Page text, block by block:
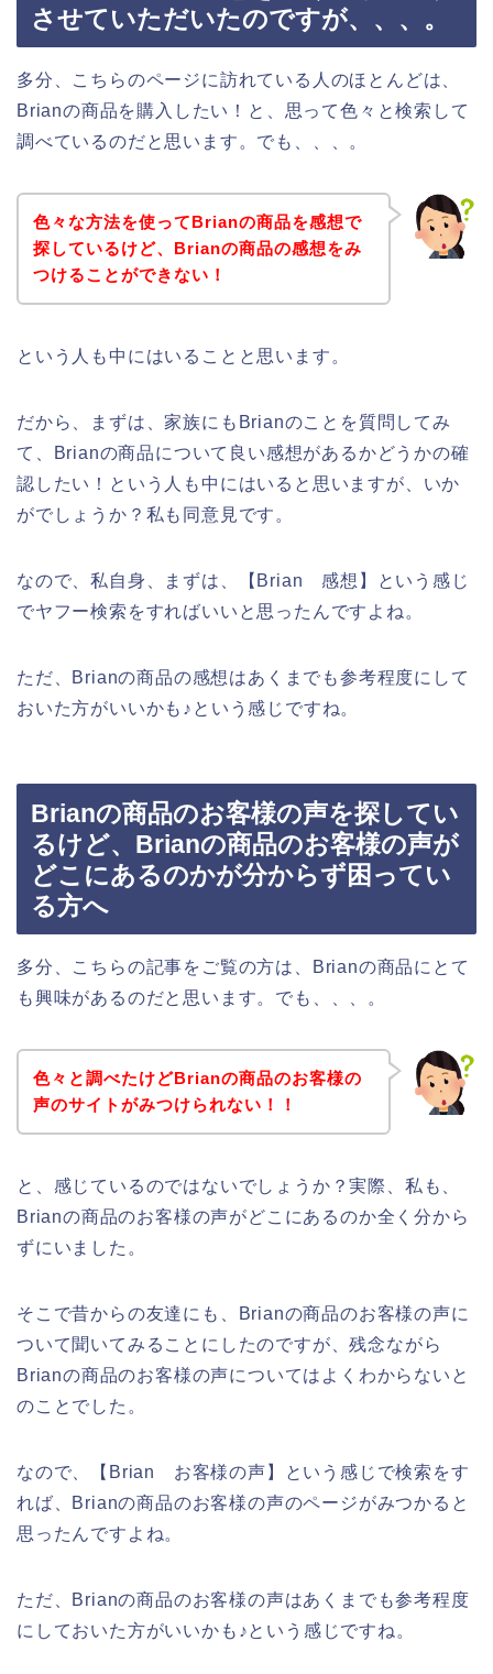
させていただいたのですが、、、。
多分、こちらのページに訪れている人のほとんどは、
Brianの商品を購入したい！と、思って色々と検索して
調べているのだと思います。でも、、、。
色々な方法を使ってBrianの商品を感想で
探しているけど、Brianの商品の感想をみ
つけることができない！
という人も中にはいることと思います。
だから、まずは、家族にもBrianのことを質問してみ
て、Brianの商品について良い感想があるかどうかの確
認したい！という人も中にはいると思いますが、いか
がでしょうか？私も同意見です。
なので、私自身、まずは、【Brian 感想】という感じ
でヤフー検索をすればいいと思ったんですよね。
ただ、Brianの商品の感想はあくまでも参考程度にして
おいた方がいいかも♪という感じですね。
Brianの商品のお客様の声を探してい
るけど、Brianの商品のお客様の声が
どこにあるのかが分からず困ってい
る方へ
多分、こちらの記事をご覧の方は、Brianの商品にとて
も興味があるのだと思います。でも、、、。
色々と調べたけどBrianの商品のお客様の
声のサイトがみつけられない！！
と、感じているのではないでしょうか？実際、私も、
Brianの商品のお客様の声がどこにあるのか全く分から
ずにいました。
そこで昔からの友達にも、Brianの商品のお客様の声に
ついて聞いてみることにしたのですが、残念ながら
Brianの商品のお客様の声についてはよくわからないと
のことでした。
なので、【Brian お客様の声】という感じで検索をす
れば、Brianの商品のお客様の声のページがみつかると
思ったんですよね。
ただ、Brianの商品のお客様の声はあくまでも参考程度
にしておいた方がいいかも♪という感じですね。